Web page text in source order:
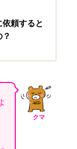
頼すると
クマ